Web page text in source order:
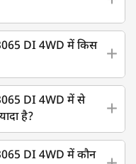
DI 4WD में किस
DI 4WD में से
है?
DI 4WD में कौन